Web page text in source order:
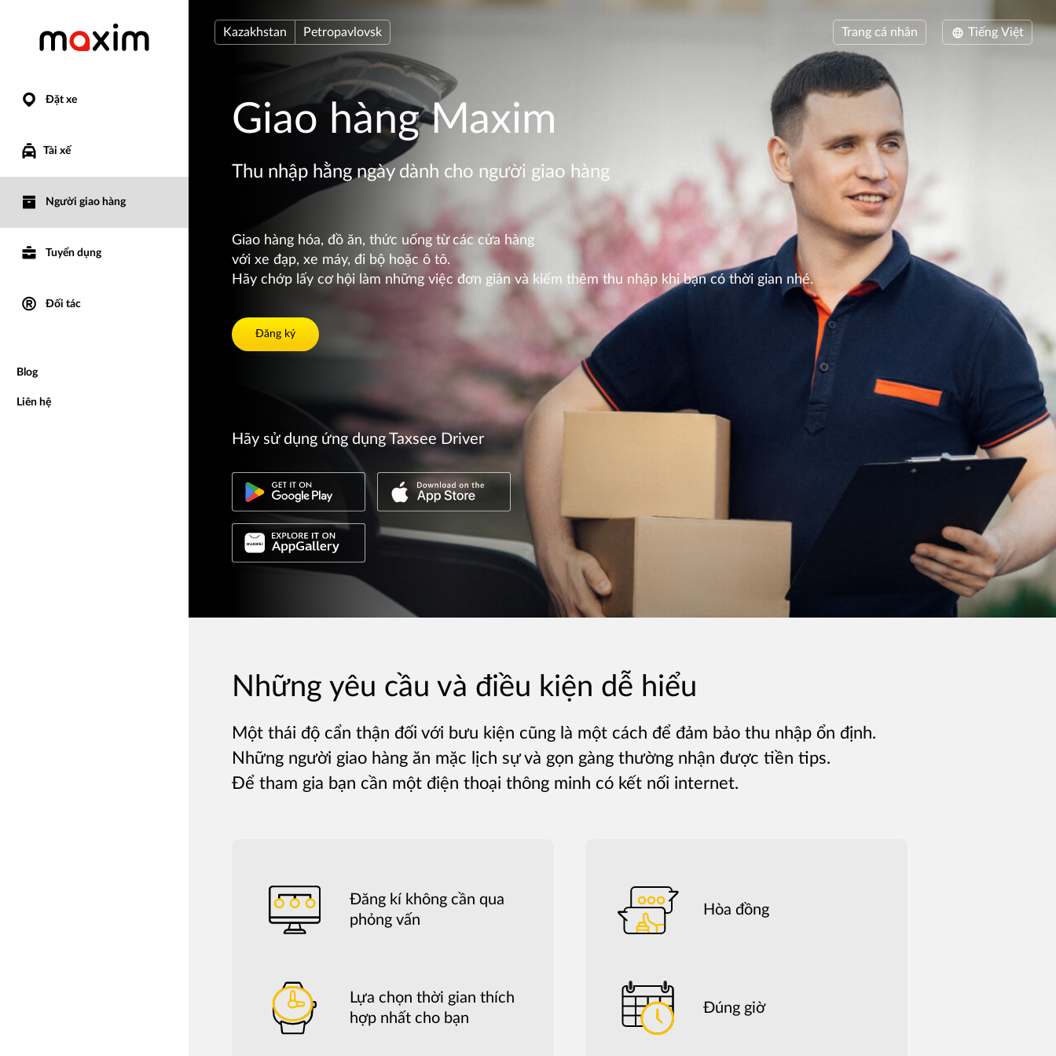
Đặt xe
Tài xế
Người giao hàng
Tuyển dụng
Đối tác
Blog
Liên hệ
Kazakhstan Petropavlovsk Trang cá nhân Tiếng Việt
Giao hàng Maxim
Thu nhập hằng ngày dành cho người giao hàng
Giao hàng hóa, đồ ăn, thức uống từ các cửa hàng
với xe đạp, xe máy, đi bộ hoặc ô tô.
Hãy chớp lấy cơ hội làm những việc đơn giản và kiếm thêm thu nhập khi bạn có thời gian nhé.
Đăng ký
Hãy sử dụng ứng dụng Taxsee Driver
Những yêu cầu và điều kiện dễ hiểu
Một thái độ cẩn thận đối với bưu kiện cũng là một cách để đảm bảo thu nhập ổn định.
Những người giao hàng ăn mặc lịch sự và gọn gàng thường nhận được tiền tips.
Để tham gia bạn cần một điện thoại thông minh có kết nối internet.
Đăng kí không cần qua
phỏng vấn
Lựa chọn thời gian thích
hợp nhất cho bạn
Hòa đồng
Đúng giờ